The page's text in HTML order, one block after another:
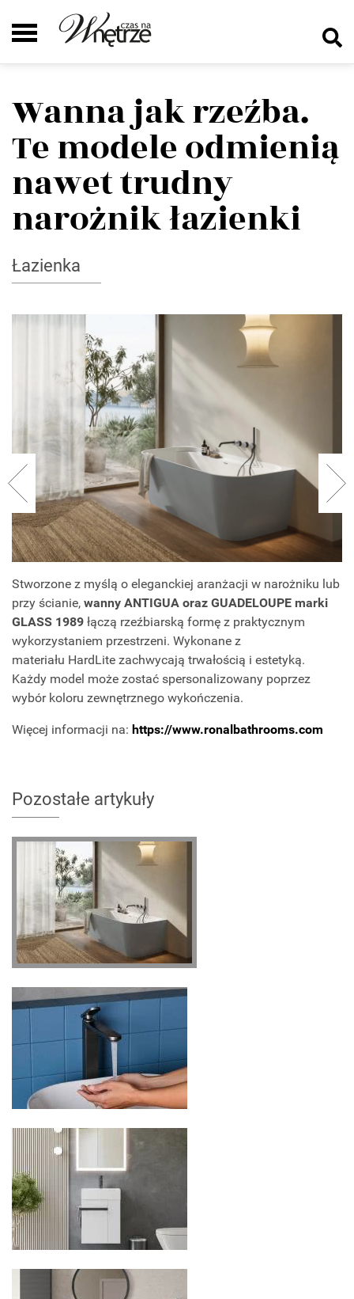
Wanna jak rzeźba.
Te modele odmienią
nawet trudny
narożnik łazienki
Łazienka
Stworzone z myślą o eleganckiej aranżacji w narożniku lub
przy ścianie, wanny ANTIGUA oraz GUADELOUPE marki
GLASS 1989 łączą rzeźbiarską formę z praktycznym
wykorzystaniem przestrzeni. Wykonane z
materiału HardLite zachwycają trwałością i estetyką.
Każdy model może zostać spersonalizowany poprzez
wybór koloru zewnętrznego wykończenia.
Więcej informacji na: https://www.ronalbathrooms.com
Pozostałe artykuły